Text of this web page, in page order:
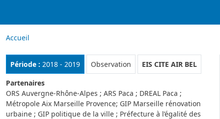
Accueil
Période : 2018 - 2019 Rubrique :
Observation
EIS CITE AIR BEL
Partenaires
ORS Auvergne-Rhône-Alpes ; ARS Paca ; DREAL Paca ;
Métropole Aix Marseille Provence; GIP Marseille rénovation
urbaine ; GIP politique de la ville ; Préfecture à l’égalité des